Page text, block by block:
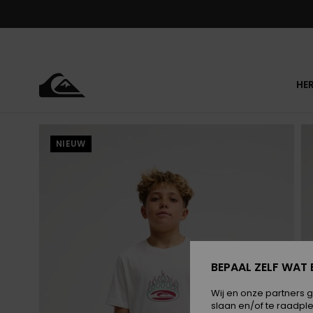
NIEUW
BEPAAL ZELF WAT
Wij en onze partners
slaan en/of te